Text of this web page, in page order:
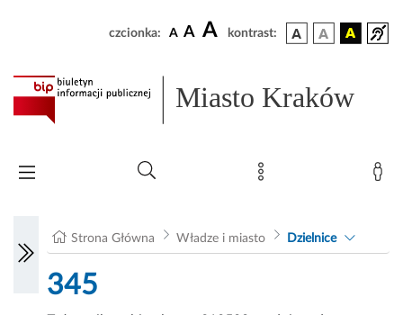
czcionka: A A A kontrast:
Miasto Kraków
Strona Główna Władze i miasto Dzielnice
345